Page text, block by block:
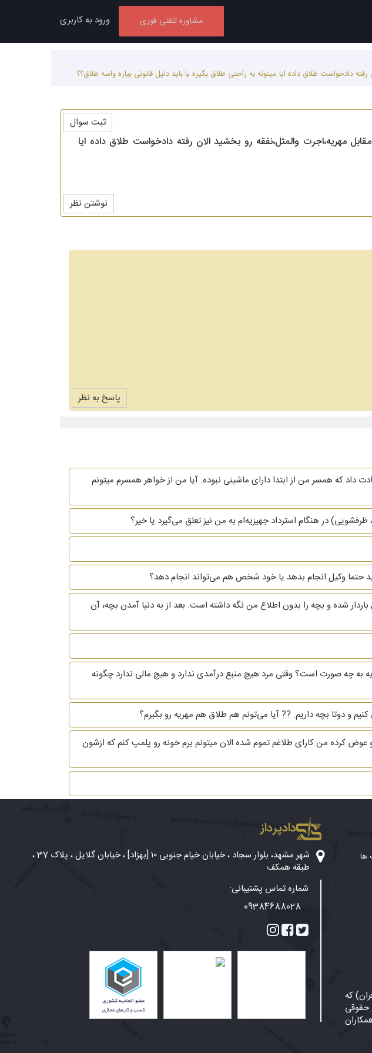
مشاوره تلفنی فوری ورود به کاربری
مقابل مهریه،اجرت والمثل،نفقه رو بخشید الان رفته دادخواست طلاق داده ایا
نوشتن نظر
ثبت سوال
پاسخ به نظر
داد که همسر من از ابتدا دارای ماشینی نبوده. آیا من از خواهر همسرم میتونم
در هنگام استرداد جهیزیه‌ام به من نیز تعلق می‌گیرد یا خیر؟
باید حتما وکیل انجام بدهد یا خود شخص هم می‌تواند انجام دهد؟
شده و بچه را بدون اطلاع من نگه داشته است. بعد از به دنیا آمدن بچه، آن
به چه صورت است؟ وقتی مرد هیچ منبع درآمدی ندارد و هیچ مالی ندارد چگونه
کلید خونه رو عوض کرده من کارای طلاغم تموم شده الان میتونم برم خونه رو پلمپ کنم که ازشون
ها
که
حقوقی
دادپرداز
شهر مشهد، بلوار سجاد ، خیابان خیام جنوبی ۱۰ [بهزاد] ، خیابان گلایل ، پلاک 37 ،
طبقه همکف
شماره تماس پشتیبانی:
09384688028